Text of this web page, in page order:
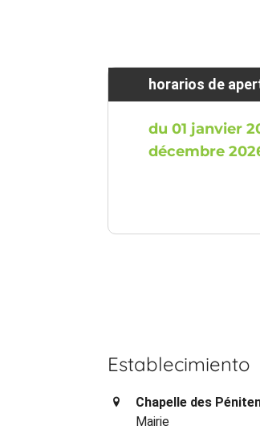
horarios de
du 01 janvier
décembre
Establecimiento
Chapelle des
Mairie